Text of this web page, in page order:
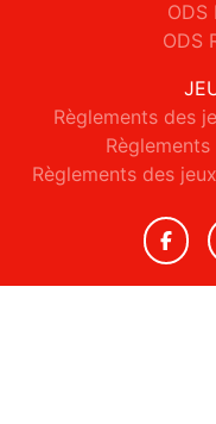
ODS
ODS
Règlements des
Règlements des